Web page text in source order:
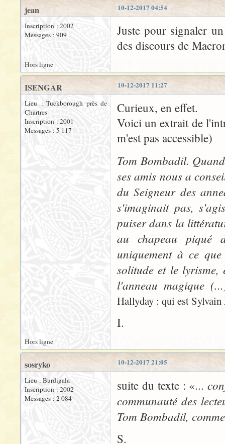
10-12-2017 04:54
jean
Inscription : 2002
Messages : 909
Juste pour signaler
des discours de
Hors ligne
10-12-2017 11:27
ISENGAR
Lieu : Tuckborough près de
Chartres
Inscription : 2001
Messages : 5 117
Curieux, en effet.
Voici un extrait de
m'est pas accessible)
Tom Bombadil.
ses amis nous a
du Seigneur des
s'imaginait pas,
puiser dans la
au chapeau piqué
uniquement à ce
solitude et le lyrisme,
l'anneau magique
Hallyday : qui est
I.
Hors ligne
10-12-2017 21:05
sosryko
Lieu : Burdigala
Inscription : 2002
Messages : 2 084
suite du texte : «...
communauté des
Tom Bombadil,
S.